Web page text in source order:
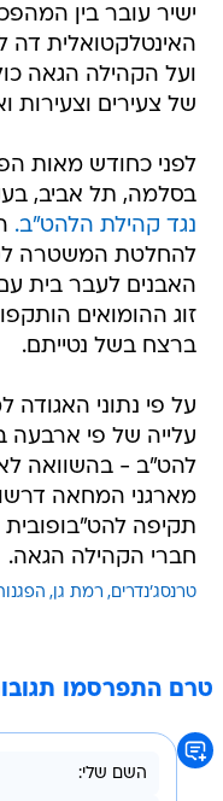
ישיר עובר בין
האינטלקטואלית
ועל הקהילה הגאה
של צעירים וצעירות
לפני כחודש מאות
בסלמה, תל אביב,
נגד קהילת הלהט"ב.
להחלטת המשטרה
האבנים לעבר בית
זוג ההומואים
ברצח בשל נטייתם.
על פי נתוני
עלייה של פי ארבעה
להט"ב - בהשוואה
מארגני המחאה
תקיפה להט"בופובית
חברי הקהילה הגאה.
טרנסג'נדרים רמת גן
טרם התפרסמו